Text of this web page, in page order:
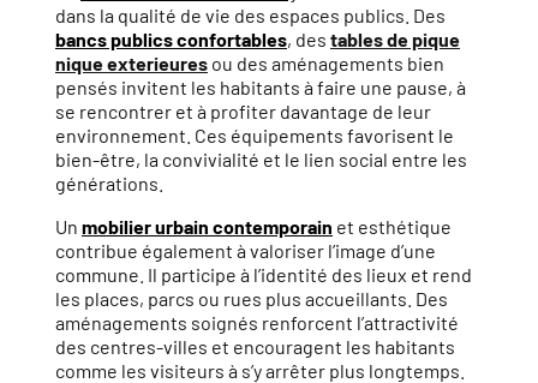
dans la qualité de vie des espaces publics. Des
bancs publics confortables, des tables de pique
nique exterieures ou des aménagements bien
pensés invitent les habitants à faire une pause, à
se rencontrer et à profiter davantage de leur
environnement. Ces équipements favorisent le
bien-être, la convivialité et le lien social entre les
générations.
Un mobilier urbain contemporain et esthétique
contribue également à valoriser l’image d’une
commune. Il participe à l’identité des lieux et rend
les places, parcs ou rues plus accueillants. Des
aménagements soignés renforcent l’attractivité
des centres-villes et encouragent les habitants
comme les visiteurs à s’y arrêter plus longtemps.